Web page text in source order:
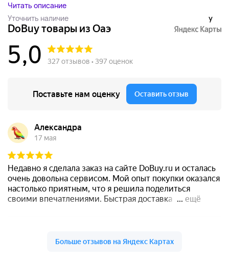
Читать описание
Уточнить наличие
y